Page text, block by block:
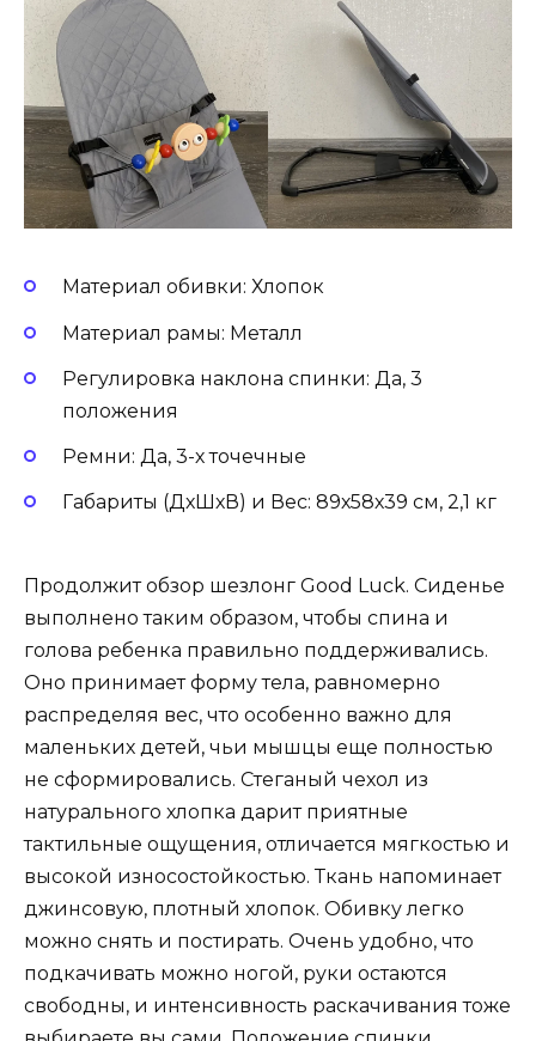
Материал обивки: Хлопок
Материал рамы: Металл
Регулировка наклона спинки: Да, 3
положения
Ремни: Да, 3-х точечные
Габариты (ДхШхВ) и Вес: 89х58х39 см, 2,1 кг
Продолжит обзор шезлонг Good Luck. Сиденье
выполнено таким образом, чтобы спина и
голова ребенка правильно поддерживались.
Оно принимает форму тела, равномерно
распределяя вес, что особенно важно для
маленьких детей, чьи мышцы еще полностью
не сформировались. Стеганый чехол из
натурального хлопка дарит приятные
тактильные ощущения, отличается мягкостью и
высокой износостойкостью. Ткань напоминает
джинсовую, плотный хлопок. Обивку легко
можно снять и постирать. Очень удобно, что
подкачивать можно ногой, руки остаются
свободны, и интенсивность раскачивания тоже